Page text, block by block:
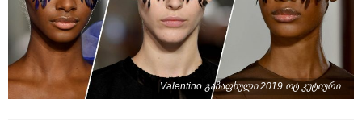
Valentino გაზაფხული 2019 ოტ კუტიური